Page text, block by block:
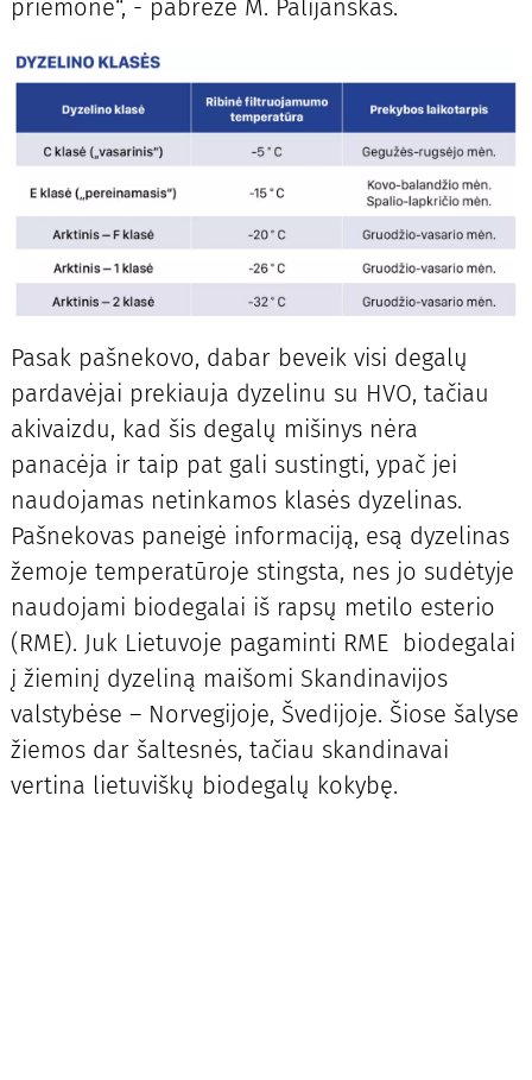
priemonė“, - pabrėžė M. Palijanskas.
Pasak pašnekovo, dabar beveik visi degalų
pardavėjai prekiauja dyzelinu su HVO, tačiau
akivaizdu, kad šis degalų mišinys nėra
panacėja ir taip pat gali sustingti, ypač jei
naudojamas netinkamos klasės dyzelinas.
Pašnekovas paneigė informaciją, esą dyzelinas
žemoje temperatūroje stingsta, nes jo sudėtyje
naudojami biodegalai iš rapsų metilo esterio
(RME). Juk Lietuvoje pagaminti RME biodegalai
į žieminį dyzeliną maišomi Skandinavijos
valstybėse – Norvegijoje, Švedijoje. Šiose šalyse
žiemos dar šaltesnės, tačiau skandinavai
vertina lietuviškų biodegalų kokybę.